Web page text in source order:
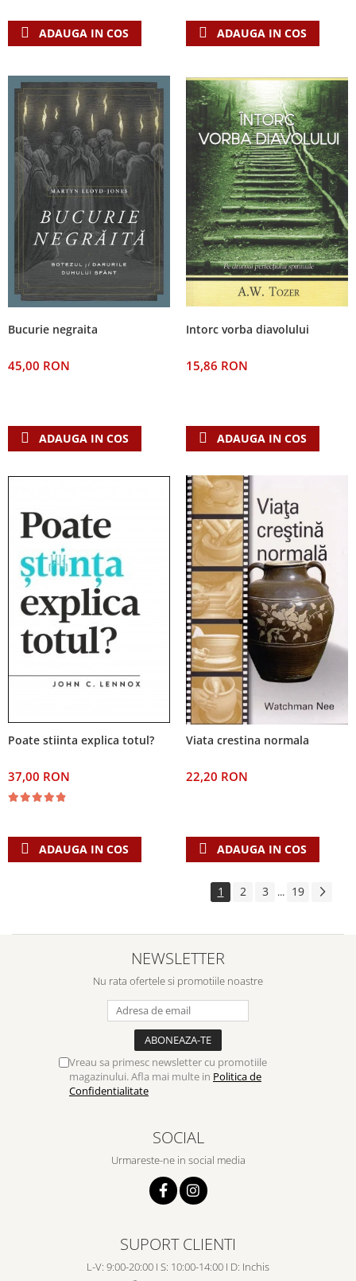
ADAUGA IN COS ADAUGA IN COS
Bucurie negraita
45,00 RON
ADAUGA IN COS
Intorc vorba diavolului
15,86 RON
ADAUGA IN COS
Poate stiinta explica totul?
37,00 RON
ADAUGA IN COS
Viata crestina normala
22,20 RON
ADAUGA IN COS
1 2 3 ... 19
NEWSLETTER
Nu rata ofertele si promotiile noastre
Vreau sa primesc newsletter cu promotiile
magazinului. Afla mai multe in Politica de
Confidentialitate
SOCIAL
Urmareste-ne in social media
SUPORT CLIENTI
L-V: 9:00-20:00 I S: 10:00-14:00 I D: Inchis